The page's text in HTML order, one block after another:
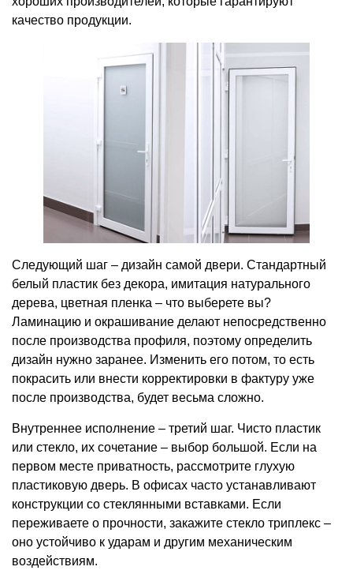
качество продукции.
Следующий шаг – дизайн самой двери. Стандартный
белый пластик без декора, имитация натурального
дерева, цветная пленка – что выберете вы?
Ламинацию и окрашивание делают непосредственно
после производства профиля, поэтому определить
дизайн нужно заранее. Изменить его потом, то есть
покрасить или внести корректировки в фактуру уже
после производства, будет весьма сложно.
Внутреннее исполнение – третий шаг. Чисто пластик
или стекло, их сочетание – выбор большой. Если на
первом месте приватность, рассмотрите глухую
пластиковую дверь. В офисах часто устанавливают
конструкции со стеклянными вставками. Если
переживаете о прочности, закажите стекло триплекс –
оно устойчиво к ударам и другим механическим
воздействиям.